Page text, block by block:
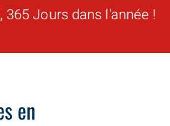
Jours dans l'année !
en